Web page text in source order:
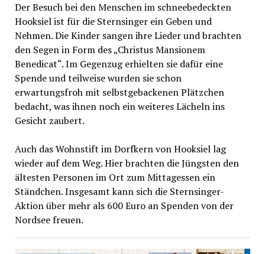
Der Besuch bei den Menschen im schneebedeckten
Hooksiel ist für die Sternsinger ein Geben und
Nehmen. Die Kinder sangen ihre Lieder und brachten
den Segen in Form des „Christus Mansionem
Benedicat“. Im Gegenzug erhielten sie dafür eine
Spende und teilweise wurden sie schon
erwartungsfroh mit selbstgebackenen Plätzchen
bedacht, was ihnen noch ein weiteres Lächeln ins
Gesicht zaubert.
Auch das Wohnstift im Dorfkern von Hooksiel lag
wieder auf dem Weg. Hier brachten die Jüngsten den
ältesten Personen im Ort zum Mittagessen ein
Ständchen. Insgesamt kann sich die Sternsinger-
Aktion über mehr als 600 Euro an Spenden von der
Nordsee freuen.